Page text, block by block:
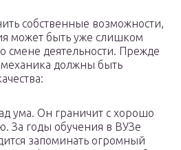
собственные возможности,
может быть уже слишком
смене деятельности. Прежде
должны быть
ума. Он граничит с хорошо
За годы обучения в ВУЗе
запоминать огромный